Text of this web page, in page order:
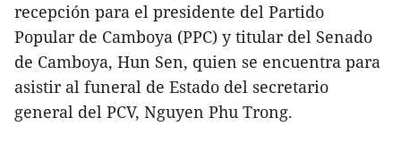
recepción para el presidente del Partido
Popular de Camboya (PPC) y titular del Senado
de Camboya, Hun Sen, quien se encuentra para
asistir al funeral de Estado del secretario
general del PCV, Nguyen Phu Trong.